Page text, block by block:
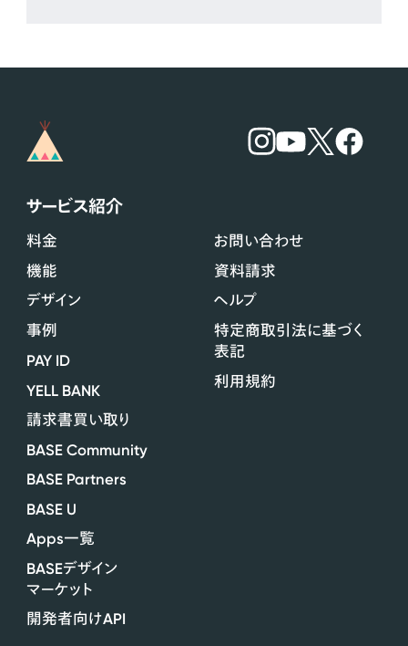
サービス紹介
料金
機能
デザイン
事例
PAY ID
YELL BANK
請求書買い取り
BASE Community
BASE Partners
BASE U
Apps一覧
BASEデザイン
マーケット
開発者向けAPI
お問い合わせ
資料請求
ヘルプ
特定商取引法に基づく
表記
利用規約